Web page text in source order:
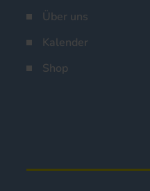
Über uns
Kalender
Shop